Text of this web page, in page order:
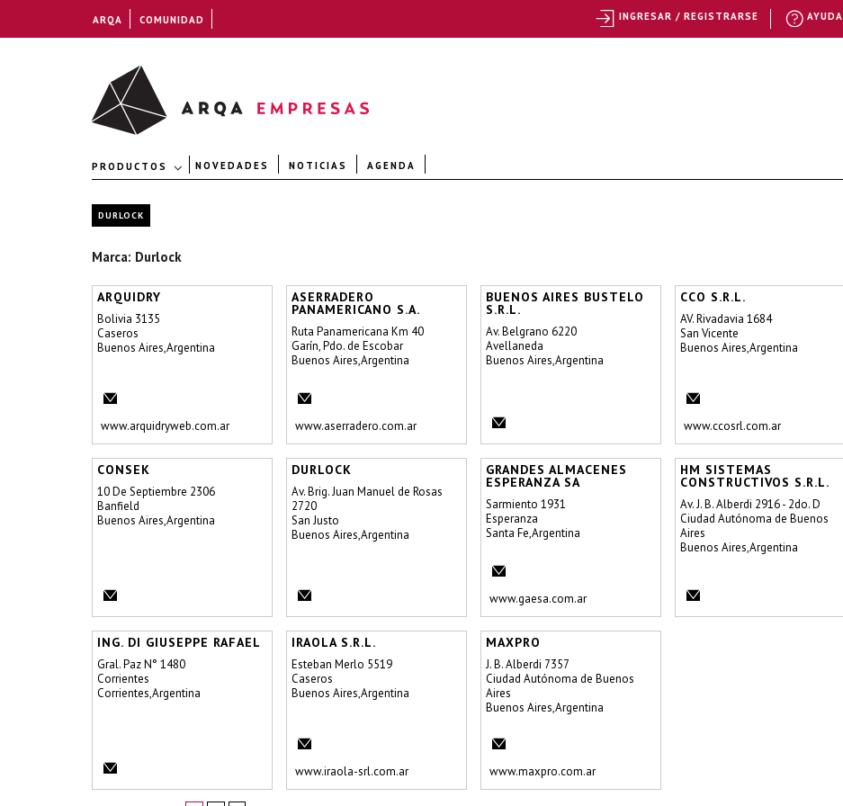
PRODUCTOS NOVEDADES NOTICIAS AGENDA
DURLOCK
Marca: Durlock
ARQUIDRY
Bolivia 3135
Caseros
Buenos Aires,Argentina
www.arquidryweb.com.ar
ASERRADERO
PANAMERICANO S.A.
Ruta Panamericana Km 40
Garín, Pdo. de Escobar
Buenos Aires,Argentina
www.aserradero.com.ar
BUENOS AIRES BUSTELO
S.R.L.
Av. Belgrano 6220
Avellaneda
Buenos Aires,Argentina
CCO S.R.L.
AV. Rivadavia 1684
San Vicente
Buenos Aires,Argentina
www.ccosrl.com.ar
CONSEK
10 De Septiembre 2306
Banfield
Buenos Aires,Argentina
DURLOCK
Av. Brig. Juan Manuel de Rosas
2720
San Justo
Buenos Aires,Argentina
GRANDES ALMACENES
ESPERANZA SA
Sarmiento 1931
Esperanza
Santa Fe,Argentina
www.gaesa.com.ar
HM SISTEMAS
CONSTRUCTIVOS S.R.L.
Av. J. B. Alberdi 2916 - 2do. D
Ciudad Autónoma de Buenos
Aires
Buenos Aires,Argentina
ING. DI GIUSEPPE RAFAEL
Gral. Paz N° 1480
Corrientes
Corrientes,Argentina
IRAOLA S.R.L.
Esteban Merlo 5519
Caseros
Buenos Aires,Argentina
www.iraola-srl.com.ar
MAXPRO
J. B. Alberdi 7357
Ciudad Autónoma de Buenos
Aires
Buenos Aires,Argentina
www.maxpro.com.ar
ARQA COMUNIDAD AYUDA
INGRESAR / REGISTRARSE